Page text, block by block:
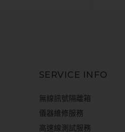
SERVICE INFO
無線訊號隔離箱
儀器維修服務
高速線測試服務